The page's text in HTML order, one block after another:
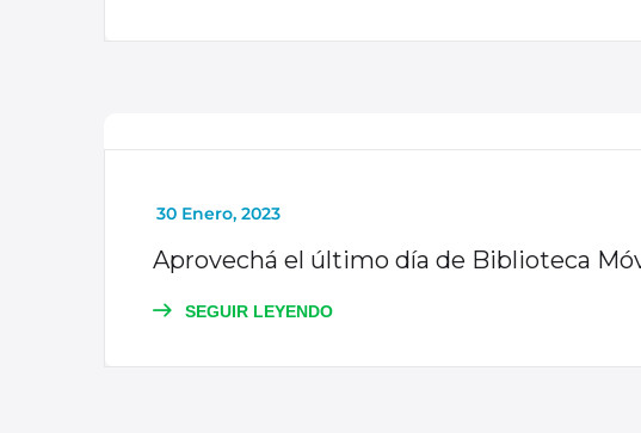
_
30 Enero, 2023
Aprovechá el último día de Biblioteca
SEGUIR LEYENDO